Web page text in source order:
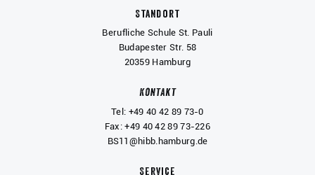
Standort
Berufliche Schule St. Pauli
Budapester Str. 58
20359 Hamburg
Kontakt
Tel: +49 40 42 89 73-0
Fax: +49 40 42 89 73-226
BS11@hibb.hamburg.de
Service